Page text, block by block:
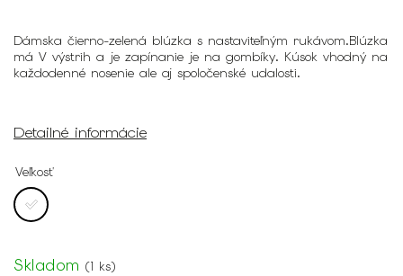
Dámska čierno-zelená blúzka s nastaviteľným rukávom.Blúzka
má V výstrih a je zapínanie je na gombíky. Kúsok vhodný na
každodenné nosenie ale aj spoločenské udalosti.
Detailné informácie
Veľkosť
Skladom (1 ks)